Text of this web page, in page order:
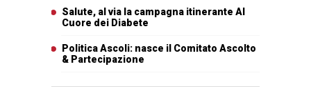
Salute, al via la campagna itinerante Al
Cuore dei Diabete
Politica Ascoli: nasce il Comitato Ascolto
& Partecipazione